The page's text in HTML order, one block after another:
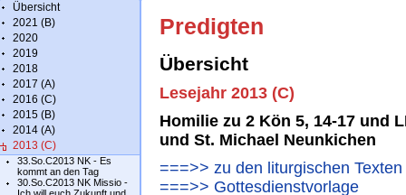
Übersicht
2021 (B)
2020
2019
2018
2017 (A)
2016 (C)
2015 (B)
2014 (A)
2013 (C)
33.So.C2013 NK - Es
kommt an den Tag
30.So.C2013 NK Missio -
Predigten
Übersicht
Lesejahr 2013 (C)
Homilie zu 2 Kön 5, 14-17 und
und St. Michael Neunkichen
===>> zu den liturgischen Texten
===>> Gottesdienstvorlage